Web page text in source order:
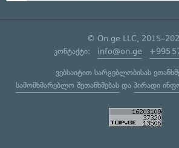
© On.ge LLC,
კონტაქტი: info@on.ge +995
ვებსაიტით სარგებლობისას
სამომხმარებლო შეთანხმებასდა პირადი